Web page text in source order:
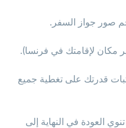
صور جواز السفر.
مكان لإقامتك في فرنسا).
قدرتك على تغطية جميع
العودة في النهاية إلى